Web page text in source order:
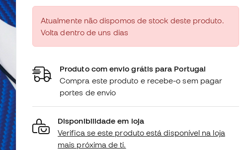
Atualmente não dispomos de stock deste produto.
Volta dentro de uns dias
Produto com envio grátis para Portugal
Compra este produto e recebe-o sem pagar
portes de envio
Disponibilidade em loja
Verifica se este produto está disponível na loja
mais próxima de ti.